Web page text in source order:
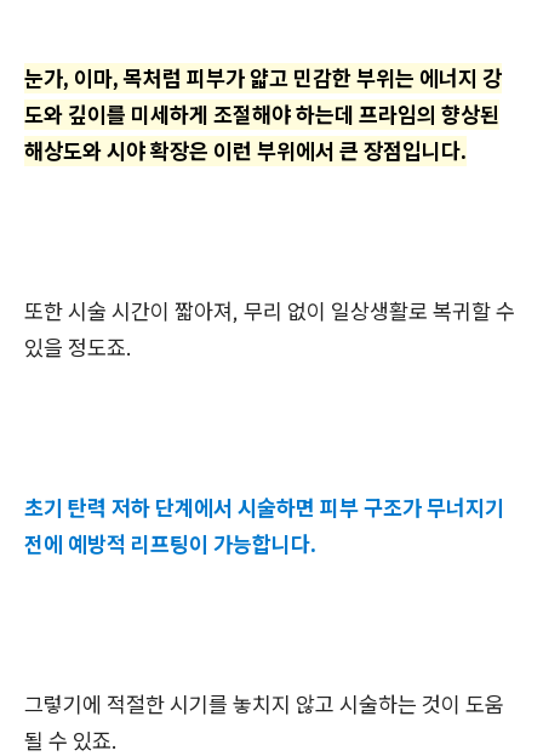
눈가, 이마, 목처럼 피부가 얇고 민감한 부위는 에너지 강
도와 깊이를 미세하게 조절해야 하는데 프라임의 향상된
해상도와 시야 확장은 이런 부위에서 큰 장점입니다.
또한 시술 시간이 짧아져, 무리 없이 일상생활로 복귀할 수
있을 정도죠.
초기 탄력 저하 단계에서 시술하면 피부 구조가 무너지기
전에 예방적 리프팅이 가능합니다.
그렇기에 적절한 시기를 놓치지 않고 시술하는 것이 도움
될 수 있죠.